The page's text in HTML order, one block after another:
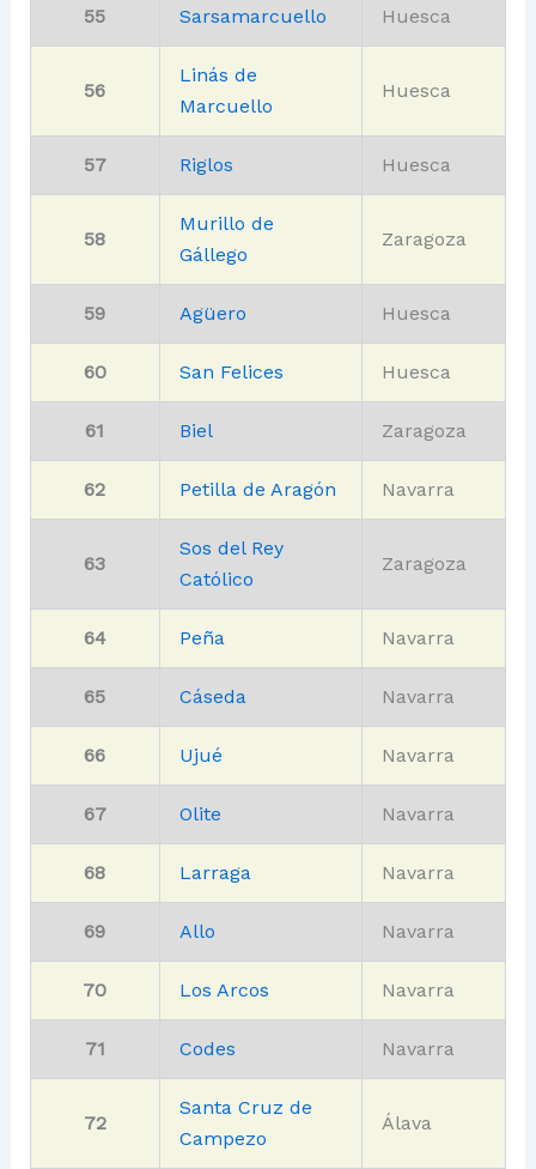
55 Sarsamarcuello Huesca
56
Linás de
Marcuello
Huesca
57 Riglos Huesca
58
Murillo de
Gállego
Zaragoza
59 Agüero Huesca
60 San Felices Huesca
61 Biel Zaragoza
62 Petilla de Aragón Navarra
63
Sos del Rey
Católico
Zaragoza
64 Peña Navarra
65 Cáseda Navarra
66 Ujué Navarra
67 Olite Navarra
68 Larraga Navarra
69 Allo Navarra
70 Los Arcos Navarra
71 Codes Navarra
72
Santa Cruz de
Campezo
Álava